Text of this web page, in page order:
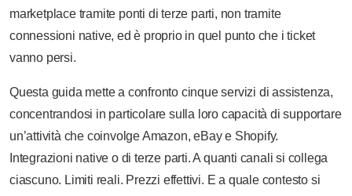
marketplace tramite ponti di terze parti, non tramite
connessioni native, ed è proprio in quel punto che i ticket
vanno persi.
Questa guida mette a confronto cinque servizi di assistenza,
concentrandosi in particolare sulla loro capacità di supportare
un’attività che coinvolge Amazon, eBay e Shopify.
Integrazioni native o di terze parti. A quanti canali si collega
ciascuno. Limiti reali. Prezzi effettivi. E a quale contesto si